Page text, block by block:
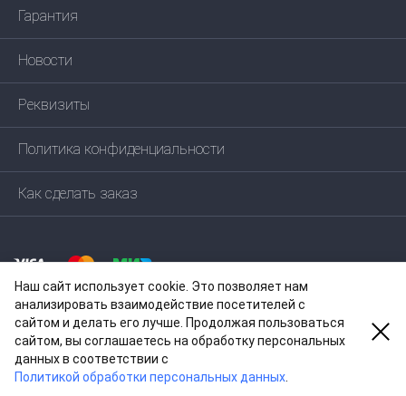
Наш сайт использует cookie. Это позволяет нам
анализировать взаимодействие посетителей с
сайтом и делать его лучше. Продолжая пользоваться
сайтом, вы соглашаетесь на обработку персональных
данных в соответствии c
Политикой обработки персональных данных
Гарантия
Новости
Реквизиты
Политика конфиденциальности
Как сделать заказ
© 2004—2026ООО ЕКОМП